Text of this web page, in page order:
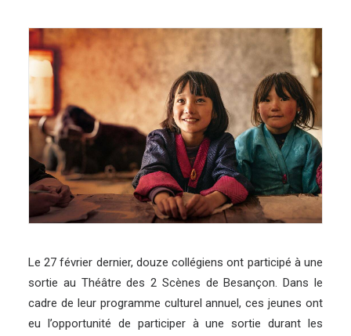
Le 27 février dernier, douze collégiens ont participé à une
sortie au Théâtre des 2 Scènes de Besançon. Dans le
cadre de leur programme culturel annuel, ces jeunes ont
eu l’opportunité de participer à une sortie durant les